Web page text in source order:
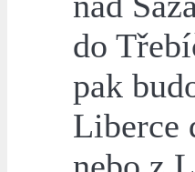
do
pak
Liberce